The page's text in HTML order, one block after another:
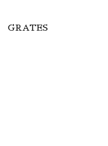
GRATES